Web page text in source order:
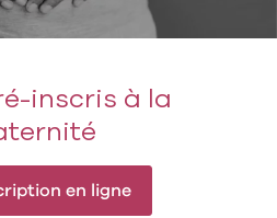
inscris à la
en ligne